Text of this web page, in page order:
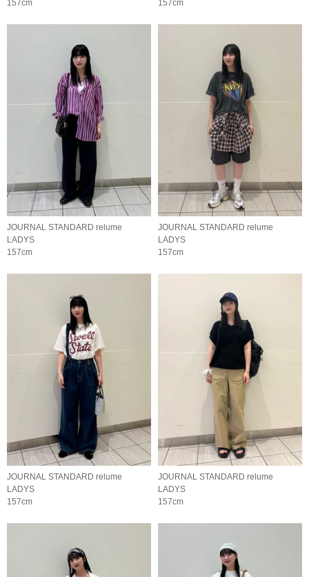
157cm 157cm
JOURNAL STANDARD relume
LADYS
157cm
JOURNAL STANDARD relume
LADYS
157cm
JOURNAL STANDARD relume
LADYS
157cm
JOURNAL STANDARD relume
LADYS
157cm